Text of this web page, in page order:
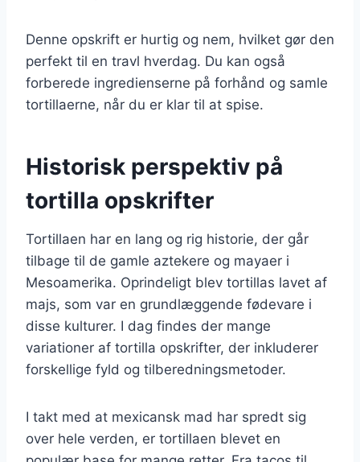
Denne opskrift er hurtig og nem, hvilket gør den
perfekt til en travl hverdag. Du kan også
forberede ingredienserne på forhånd og samle
tortillaerne, når du er klar til at spise.
Historisk perspektiv på
tortilla opskrifter
Tortillaen har en lang og rig historie, der går
tilbage til de gamle aztekere og mayaer i
Mesoamerika. Oprindeligt blev tortillas lavet af
majs, som var en grundlæggende fødevare i
disse kulturer. I dag findes der mange
variationer af tortilla opskrifter, der inkluderer
forskellige fyld og tilberedningsmetoder.
I takt med at mexicansk mad har spredt sig
over hele verden, er tortillaen blevet en